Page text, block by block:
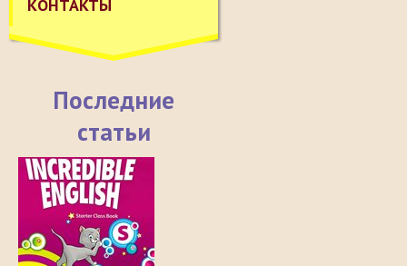
КОНТАКТЫ
Последние
статьи